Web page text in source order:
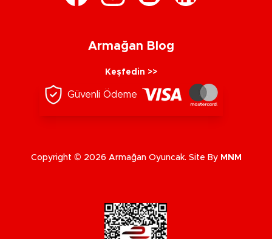
Armağan Blog
Keşfedin >>
Güvenli Ödeme
Copyright © 2026 Armağan Oyuncak. Site By MNM